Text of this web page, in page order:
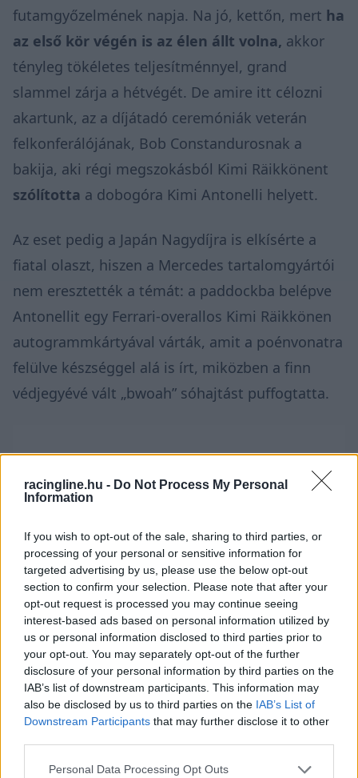
racingline.hu - Do Not Process My Personal
Information
If you wish to opt-out of the sale, sharing to third parties, or
processing of your personal or sensitive information for
targeted advertising by us, please use the below opt-out
section to confirm your selection. Please note that after your
opt-out request is processed you may continue seeing
interest-based ads based on personal information utilized by
us or personal information disclosed to third parties prior to
your opt-out. You may separately opt-out of the further
disclosure of your personal information by third parties on the
IAB’s list of downstream participants. This information may
also be disclosed by us to third parties on the IAB’s List of
Downstream Participants that may further disclose it to other
Please note that this website/app uses one or more Google
Personal Data Processing Opt Outs
futamgyőzelmének napja. Na jó, kettőn, mert ha
az első kör végén is az élen állt volna, akkor
tényleg tökéletes teljesítménnyel, grand
slammel zárja a hétvégét. De amire itt célozni
akartunk, az a díjátadó ceremóniák veterán
felkonferálójának, Bob Constandurosnak a
bakija, aki régi megszokásból Kimi Räikkönent
szólította a dobogóra Kimi Antonelli helyett.
Az eset pedig a Japán Nagydíjra is elkísérte a
fiatal olaszt, hiszen a Mercedes tartalomgyártói
nem eresztették a témát: a paddockba belépve
Antonellit egy Ferrari-overallos Kimi Räikkönen
autogrammkártyával várták, amit a poénvonatra
felülve készséggel alá is írt, miközben a finn
védjegyévé vált „bwoah” sóhajtást puffogtatta.
Mi volt a reakciód, amikor Kimi Räikkönent
szólították a dobogóra? – kérdezték az újdonsült